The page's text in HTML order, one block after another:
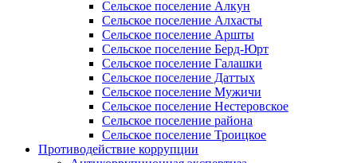
Сельское поселение Алкун
Сельское поселение Алхасты
Сельское поселение Аршты
Сельское поселение Берд-Юрт
Сельское поселение Галашки
Сельское поселение Даттых
Сельское поселение Мужичи
Сельское поселение Нестеровское
Сельское поселение района
Сельское поселение Троицкое
Противодействие коррупции